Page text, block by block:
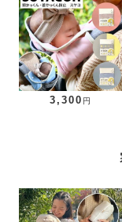
3,300 円